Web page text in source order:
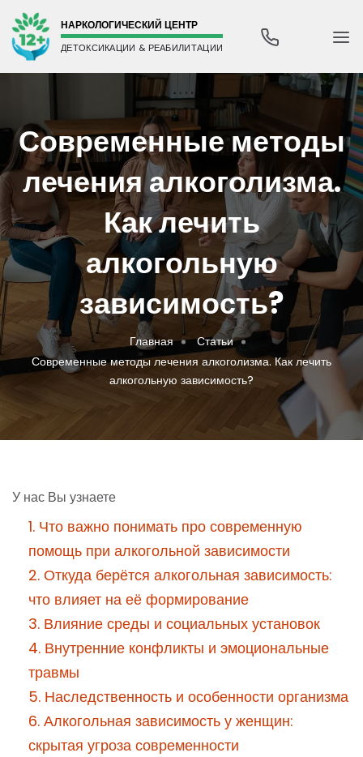
НАРКОЛОГИЧЕСКИЙ ЦЕНТР
ДЕТОКСИКАЦИИ & РЕАБИЛИТАЦИИ
Современные методы
лечения алкоголизма.
Как лечить
алкогольную
зависимость?
Главная
Статьи
Современные методы лечения алкоголизма. Как лечить
алкогольную зависимость?
У нас Вы узнаете
1. Что важно понимать про современную
помощь при алкогольной зависимости
2. Откуда берётся алкогольная зависимость:
что влияет на её формирование
3. Влияние среды и социальных установок
4. Внутренние конфликты и эмоциональные
травмы
5. Наследственность и особенности организма
6. Алкогольная зависимость у женщин:
скрытая угроза современности